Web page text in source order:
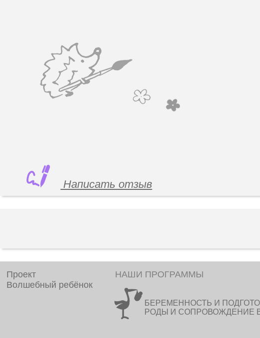
Написать отзыв
Проект
Волшебный ребёнок
НАШИ ПРОГРАММЫ
БЕРЕМЕННОСТЬ И
РОДЫ И СОПРОВОЖДЕНИЕ